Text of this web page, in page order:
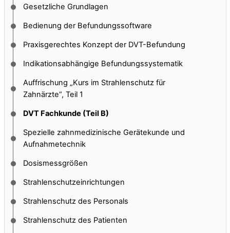
Gesetzliche Grundlagen
Bedienung der Befundungssoftware
Praxisgerechtes Konzept der DVT-Befundung
Indikationsabhängige Befundungssystematik
Auffrischung „Kurs im Strahlenschutz für
Zahnärzte“, Teil 1
DVT Fachkunde (Teil B)
Spezielle zahnmedizinische Gerätekunde und
Aufnahmetechnik
Dosismessgrößen
Strahlenschutzeinrichtungen
Strahlenschutz des Personals
Strahlenschutz des Patienten